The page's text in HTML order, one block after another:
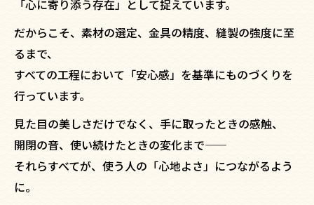
「心に寄り添う存在」として捉えています。
だからこそ、素材の選定、金具の精度、縫製の強度に至
るまで、
すべての工程において「安心感」を基準にものづくりを
行っています。
見た目の美しさだけでなく、手に取ったときの感触、
開閉の音、使い続けたときの変化まで——
それらすべてが、使う人の「心地よさ」につながるよう
に。